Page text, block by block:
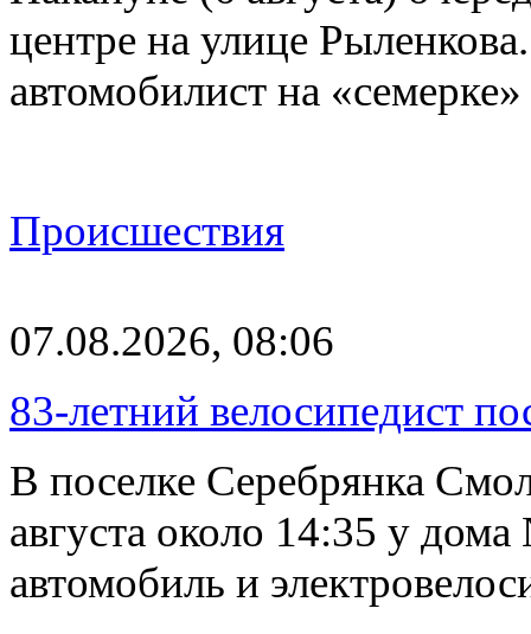
центре на улице
автомобилист на
Происшествия
07.08.2026, 08:06
83-летний велосипедист
В поселке Серебрянка
августа около 14:35 у
автомобиль и